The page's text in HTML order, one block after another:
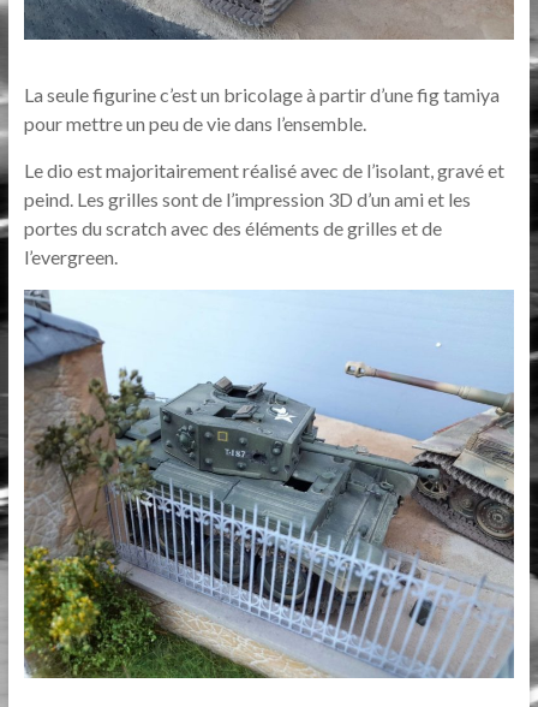
La seule figurine c’est un bricolage à partir d’une fig tamiya
pour mettre un peu de vie dans l’ensemble.
Le dio est majoritairement réalisé avec de l’isolant, gravé et
peind. Les grilles sont de l’impression 3D d’un ami et les
portes du scratch avec des éléments de grilles et de
l’evergreen.